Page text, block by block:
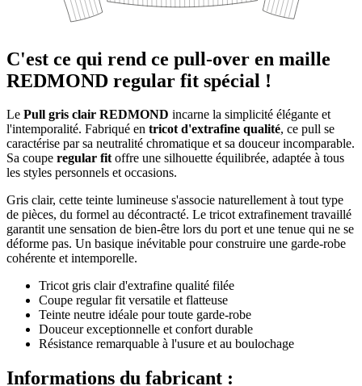
C'est ce qui rend ce pull-over en maille
REDMOND regular fit spécial !
Le Pull gris clair REDMOND incarne la simplicité élégante et
l'intemporalité. Fabriqué en tricot d'extrafine qualité, ce pull se
caractérise par sa neutralité chromatique et sa douceur incomparable.
Sa coupe regular fitoffre une silhouette équilibrée, adaptée à tous
les styles personnels et occasions.
Gris clair, cette teinte lumineuse s'associe naturellement à tout type
de pièces, du formel au décontracté. Le tricot extrafinement travaillé
garantit une sensation de bien-être lors du port et une tenue qui ne se
déforme pas. Un basique inévitable pour construire une garde-robe
cohérente et intemporelle.
Tricot gris clair d'extrafine qualité filée
Coupe regular fit versatile et flatteuse
Teinte neutre idéale pour toute garde-robe
Douceur exceptionnelle et confort durable
Résistance remarquable à l'usure et au boulochage
Informations du fabricant :